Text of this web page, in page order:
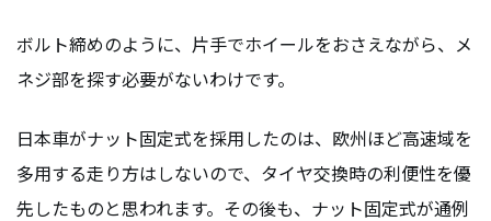
ボルト締めのように、片手でホイールをおさえながら、メ
ネジ部を探す必要がないわけです。
日本車がナット固定式を採用したのは、欧州ほど高速域を
多用する走り方はしないので、タイヤ交換時の利便性を優
先したものと思われます。その後も、ナット固定式が通例